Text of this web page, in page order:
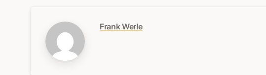
Frank Werle